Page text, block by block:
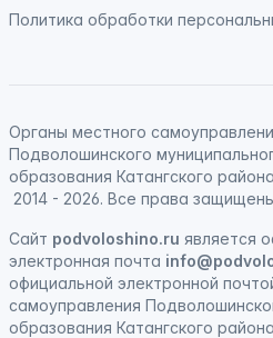
Политика обработки
Органы местного
Подволошинского
образования Катангского
2014 - 2026. Все права
Сайт podvoloshino.ru является
электронная почта
официальной электронной
самоуправления
образования Катангского